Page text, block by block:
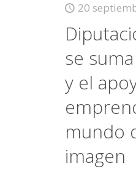
20
se
y el
mundo
imagen